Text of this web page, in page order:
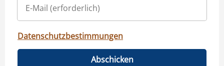
Datenschutzbestimmungen
Abschicken